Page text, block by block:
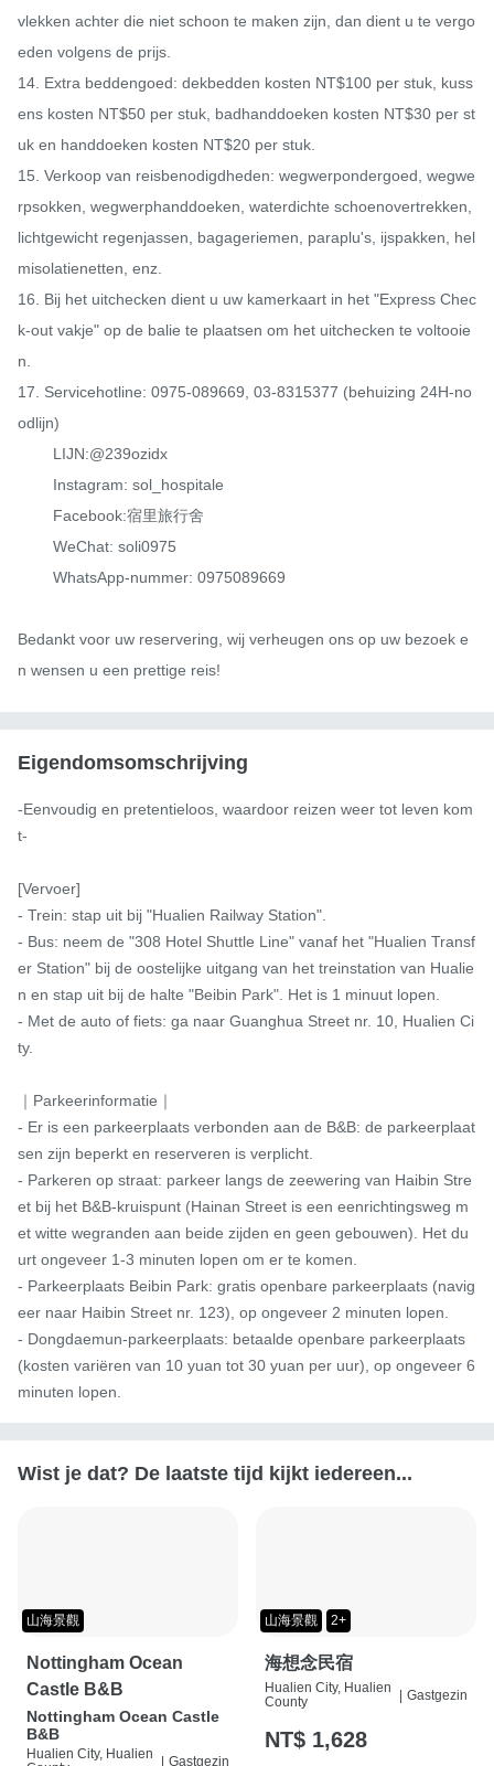
vlekken achter die niet schoon te maken zijn, dan dient u te vergo
eden volgens de prijs.
14. Extra beddengoed: dekbedden kosten NT$100 per stuk, kuss
ens kosten NT$50 per stuk, badhanddoeken kosten NT$30 per st
uk en handdoeken kosten NT$20 per stuk.
15. Verkoop van reisbenodigdheden: wegwerpondergoed, wegwe
rpsokken, wegwerphanddoeken, waterdichte schoenovertrekken,
lichtgewicht regenjassen, bagageriemen, paraplu's, ijspakken, hel
misolatienetten, enz.
16. Bij het uitchecken dient u uw kamerkaart in het "Express Chec
k-out vakje" op de balie te plaatsen om het uitchecken te voltooie
n.
17. Servicehotline: 0975-089669, 03-8315377 (behuizing 24H-no
odlijn)
Bedankt voor uw reservering, wij verheugen ons op uw bezoek e
n wensen u een prettige reis!
Eigendomsomschrijving
-Eenvoudig en pretentieloos, waardoor reizen weer tot leven kom
t-
[Vervoer]
- Trein: stap uit bij "Hualien Railway Station".
- Bus: neem de "308 Hotel Shuttle Line" vanaf het "Hualien Transf
er Station" bij de oostelijke uitgang van het treinstation van Hualie
n en stap uit bij de halte "Beibin Park". Het is 1 minuut lopen.
- Met de auto of fiets: ga naar Guanghua Street nr. 10, Hualien Ci
ty.
｜Parkeerinformatie｜
- Er is een parkeerplaats verbonden aan de B&B: de parkeerplaat
sen zijn beperkt en reserveren is verplicht.
- Parkeren op straat: parkeer langs de zeewering van Haibin Stre
et bij het B&B-kruispunt (Hainan Street is een eenrichtingsweg m
et witte wegranden aan beide zijden en geen gebouwen). Het du
urt ongeveer 1-3 minuten lopen om er te komen.
- Parkeerplaats Beibin Park: gratis openbare parkeerplaats (navig
eer naar Haibin Street nr. 123), op ongeveer 2 minuten lopen.
- Dongdaemun-parkeerplaats: betaalde openbare parkeerplaats
(kosten variëren van 10 yuan tot 30 yuan per uur), op ongeveer 6
minuten lopen.
Wist je dat? De laatste tijd kijkt iedereen...
山海景觀
Nottingham Ocean
Castle B&B
Nottingham Ocean Castle
B&B
Hualien City, Hualien
| Gastgezin
山海景觀 2+
海想念民宿
Hualien City, Hualien
County
| Gastgezin
NT$ 1,628